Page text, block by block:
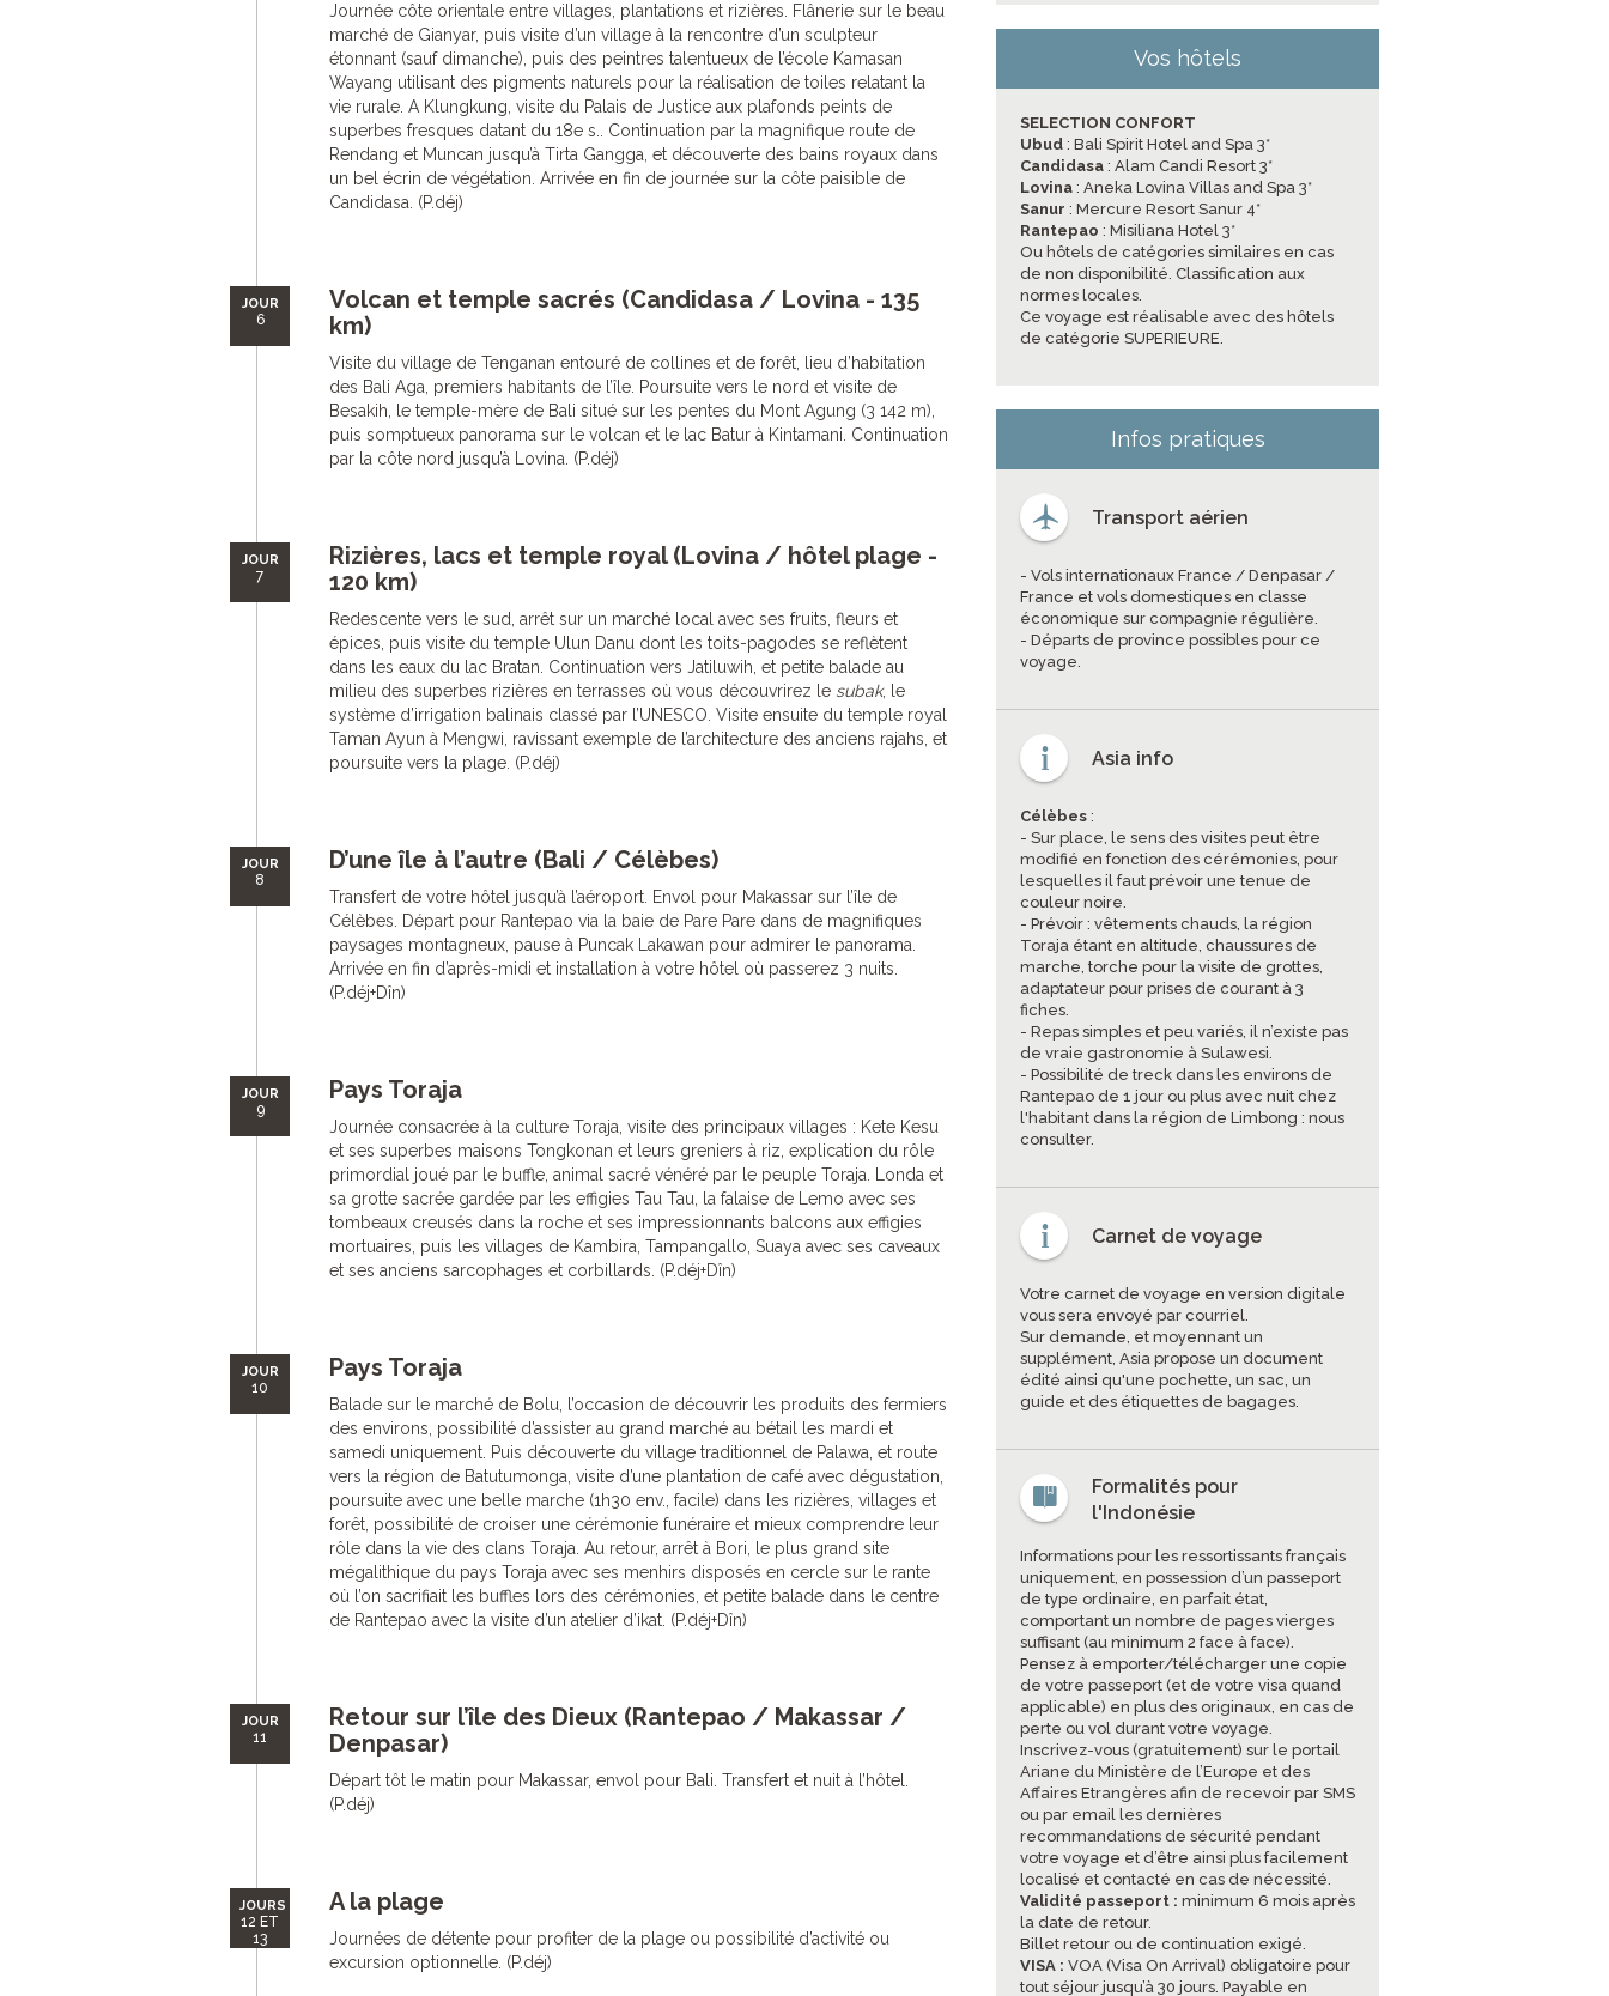
Journée côte orientale entre villages, plantations et rizières. Flânerie sur le beau
marché de Gianyar, puis visite d’un village à la rencontre d’un sculpteur
étonnant (sauf dimanche), puis des peintres talentueux de l’école Kamasan
Wayang utilisant des pigments naturels pour la réalisation de toiles relatant la
vie rurale. A Klungkung, visite du Palais de Justice aux plafonds peints de
superbes fresques datant du 18e s.. Continuation par la magnifique route de
Rendang et Muncan jusqu’à Tirta Gangga, et découverte des bains royaux dans
un bel écrin de végétation. Arrivée en fin de journée sur la côte paisible de
Candidasa. (P.déj)
JOUR
6
Volcan et temple sacrés (Candidasa / Lovina - 135
km)
Visite du village de Tenganan entouré de collines et de forêt, lieu d’habitation
des Bali Aga, premiers habitants de l’île. Poursuite vers le nord et visite de
Besakih, le temple-mère de Bali situé sur les pentes du Mont Agung (3 142 m),
puis somptueux panorama sur le volcan et le lac Batur à Kintamani. Continuation
par la côte nord jusqu’à Lovina. (P.déj)
JOUR
7
Rizières, lacs et temple royal (Lovina / hôtel plage -
120 km)
Redescente vers le sud, arrêt sur un marché local avec ses fruits, fleurs et
épices, puis visite du temple Ulun Danu dont les toits-pagodes se reflètent
dans les eaux du lac Bratan. Continuation vers Jatiluwih, et petite balade au
milieu des superbes rizières en terrasses où vous découvrirez le subak, le
système d’irrigation balinais classé par l’UNESCO. Visite ensuite du temple royal
Taman Ayun à Mengwi, ravissant exemple de l’architecture des anciens rajahs, et
poursuite vers la plage. (P.déj)
JOUR
8
D’une île à l’autre (Bali / Célèbes)
Transfert de votre hôtel jusqu’à l’aéroport. Envol pour Makassar sur l’île de
Célèbes. Départ pour Rantepao via la baie de Pare Pare dans de magnifiques
paysages montagneux, pause à Puncak Lakawan pour admirer le panorama.
Arrivée en fin d’après-midi et installation à votre hôtel où passerez 3 nuits.
(P.déj+Dîn)
JOUR
9
Pays Toraja
Journée consacrée à la culture Toraja, visite des principaux villages : Kete Kesu
et ses superbes maisons Tongkonan et leurs greniers à riz, explication du rôle
primordial joué par le buffle, animal sacré vénéré par le peuple Toraja. Londa et
sa grotte sacrée gardée par les effigies Tau Tau, la falaise de Lemo avec ses
tombeaux creusés dans la roche et ses impressionnants balcons aux effigies
mortuaires, puis les villages de Kambira, Tampangallo, Suaya avec ses caveaux
et ses anciens sarcophages et corbillards. (P.déj+Dîn)
JOUR
10
Pays Toraja
Balade sur le marché de Bolu, l’occasion de découvrir les produits des fermiers
des environs, possibilité d’assister au grand marché au bétail les mardi et
samedi uniquement. Puis découverte du village traditionnel de Palawa, et route
vers la région de Batutumonga, visite d’une plantation de café avec dégustation,
poursuite avec une belle marche (1h30 env., facile) dans les rizières, villages et
forêt, possibilité de croiser une cérémonie funéraire et mieux comprendre leur
rôle dans la vie des clans Toraja. Au retour, arrêt à Bori, le plus grand site
mégalithique du pays Toraja avec ses menhirs disposés en cercle sur le rante
où l’on sacrifiait les buffles lors des cérémonies, et petite balade dans le centre
de Rantepao avec la visite d’un atelier d’ikat. (P.déj+Dîn)
JOUR
11
Retour sur l’île des Dieux (Rantepao / Makassar /
Denpasar)
Départ tôt le matin pour Makassar, envol pour Bali. Transfert et nuit à l’hôtel.
(P.déj)
JOURS
12 ET
13
A la plage
Journées de détente pour profiter de la plage ou possibilité d’activité ou
excursion optionnelle. (P.déj)
Vos hôtels
SELECTION CONFORT
Ubud: Bali Spirit Hotel and Spa 3*
Candidasa: Alam Candi Resort 3*
Lovina: Aneka Lovina Villas and Spa 3*
Sanur: Mercure Resort Sanur 4*
Rantepao: Misiliana Hotel 3*
Ou hôtels de catégories similaires en cas
de non disponibilité. Classification aux
normes locales.
Ce voyage est réalisable avec des hôtels
de catégorie SUPERIEURE.
Infos pratiques
Transport aérien
- Vols internationaux France / Denpasar /
France et vols domestiques en classe
économique sur compagnie régulière.
- Départs de province possibles pour ce
voyage.
Asia info
Célèbes:
- Sur place, le sens des visites peut être
modifié en fonction des cérémonies, pour
lesquelles il faut prévoir une tenue de
couleur noire.
- Prévoir : vêtements chauds, la région
Toraja étant en altitude, chaussures de
marche, torche pour la visite de grottes,
adaptateur pour prises de courant à 3
fiches.
- Repas simples et peu variés, il n’existe pas
de vraie gastronomie à Sulawesi.
- Possibilité de treck dans les environs de
Rantepao de 1 jour ou plus avec nuit chez
l'habitant dans la région de Limbong : nous
consulter.
Carnet de voyage
Votre carnet de voyage en version digitale
vous sera envoyé par courriel.
Sur demande, et moyennant un
supplément, Asia propose un document
édité ainsi qu'une pochette, un sac, un
guide et des étiquettes de bagages.
Formalités pour
l'Indonésie
Informations pour les ressortissants français
uniquement, en possession d’un passeport
de type ordinaire, en parfait état,
comportant un nombre de pages vierges
suffisant (au minimum 2 face à face).
Pensez à emporter/télécharger une copie
de votre passeport (et de votre visa quand
applicable) en plus des originaux, en cas de
perte ou vol durant votre voyage.
Inscrivez-vous (gratuitement) sur le portail
Ariane du Ministère de l’Europe et des
Affaires Etrangères afin de recevoir par SMS
ou par email les dernières
recommandations de sécurité pendant
votre voyage et d’être ainsi plus facilement
localisé et contacté en cas de nécessité.
Validité passeport : minimum 6 mois après
la date de retour.
Billet retour ou de continuation exigé.
VISA : VOA (Visa On Arrival) obligatoire pour
tout séjour jusqu’à 30 jours. Payable en